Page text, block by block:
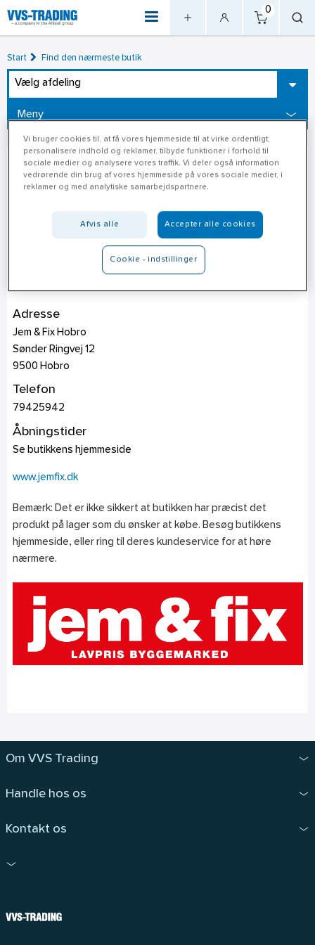
0
Start Find den nærmeste butik
Vælg afdeling
Meny
Adresse
Jem & Fix Hobro
Sønder Ringvej 12
9500 Hobro
Telefon
79425942
Åbningstider
Se butikkens hjemmeside
www.jemfix.dk
Bemærk: Det er ikke sikkert at butikken har præcist det
produkt på lager som du ønsker at købe. Besøg butikkens
hjemmeside, eller ring til deres kundeservice for at høre
nærmere.
Om VVS Trading
Handle hos os
Kontakt os
Vi bruger cookies til, at få vores hjemmeside til at virke ordentligt,
personalisere indhold og reklamer, tilbyde funktioner i forhold til
sociale medier og analysere vores traffik. Vi deler også information
vedrørende din brug af vores hjemmeside på vores sociale medier, i
reklamer og med analytiske samarbejdspartnere.
Afvis alle Accepter alle cookies
Cookie - indstillinger